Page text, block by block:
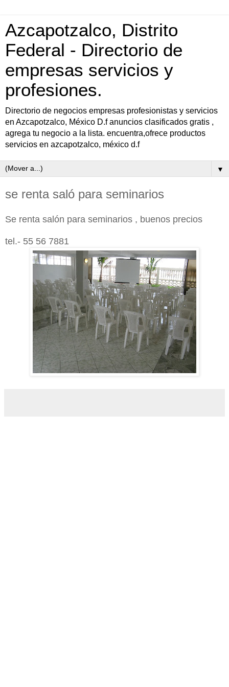
Azcapotzalco, Distrito
Federal - Directorio de
empresas servicios y
profesiones.
Directorio de negocios empresas profesionistas y servicios
en Azcapotzalco, México D.f anuncios clasificados gratis ,
agrega tu negocio a la lista. encuentra,ofrece productos
servicios en azcapotzalco, méxico d.f
▼
se renta saló para seminarios
Se renta salón para seminarios , buenos precios
tel.- 55 56 7881